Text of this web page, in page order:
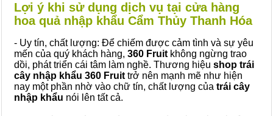
Lợi ý khi sử dụng dịch vụ tại cửa hàng
hoa quả nhập khẩu Cẩm Thủy Thanh Hóa
- Uy tín, chất lượng: Để chiếm được cảm tình và sự yêu
mến của quý khách hàng, 360 Fruit không ngừng trao
dồi, phát triển cái tâm làm nghề. Thương hiệu shop trái
cây nhập khẩu 360 Fruit trở nên mạnh mẽ như hiện
nay một phần nhờ vào chữ tín, chất lượng của trái cây
nhập khẩu nói lên tất cả.